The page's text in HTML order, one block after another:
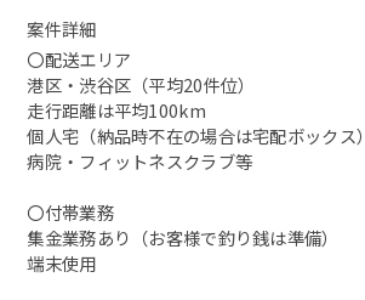
案件詳細
〇配送エリア
港区・渋谷区（平均20件位）
走行距離は平均100km
個人宅（納品時不在の場合は宅配ボックス）
病院・フィットネスクラブ等
〇付帯業務
集金業務あり（お客様で釣り銭は準備）
端末使用